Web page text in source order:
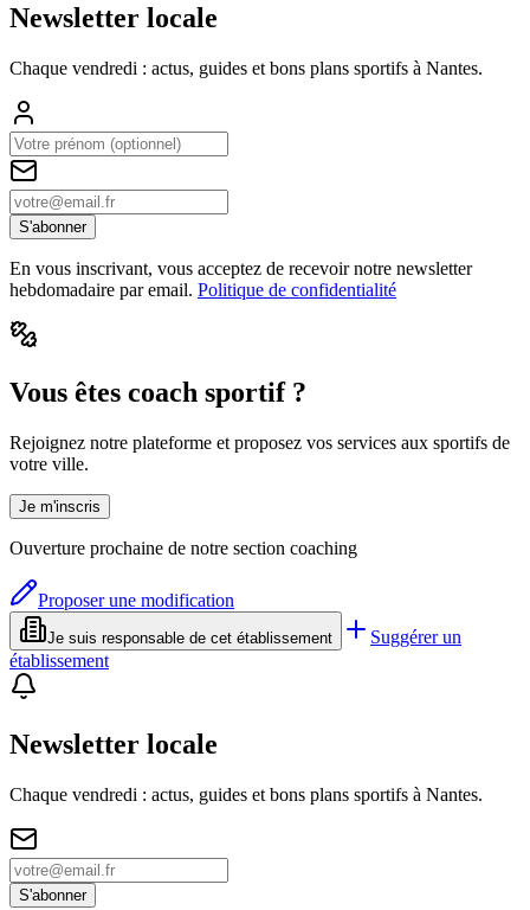
Newsletter locale
Chaque vendredi : actus, guides et bons plans sportifs à Nantes.
S'abonner
En vous inscrivant, vous acceptez de recevoir notre newsletter
hebdomadaire par email. Politique de confidentialité
Vous êtes coach sportif ?
Rejoignez notre plateforme et proposez vos services aux sportifs de
votre ville.
Je m'inscris
Ouverture prochaine de notre section coaching
Proposer une modification
Je suis responsable de cet établissement
Suggérer un
établissement
Newsletter locale
Chaque vendredi : actus, guides et bons plans sportifs à Nantes.
S'abonner